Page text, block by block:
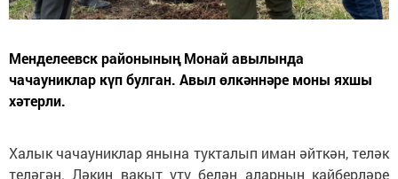
Менделеевск районының Монай авылында
чачауниклар күп булган. Авыл өлкәннәре моны яхшы
хәтерли.
Халык чачауниклар янына тукталып иман әйткән, теләк
теләгән. Ләкин вакыт үтү белән аларның кайберләре